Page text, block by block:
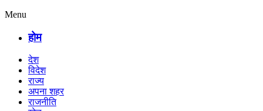
Menu
होम
देश
विदेश
राज्य
अपना शहर
राजनीति